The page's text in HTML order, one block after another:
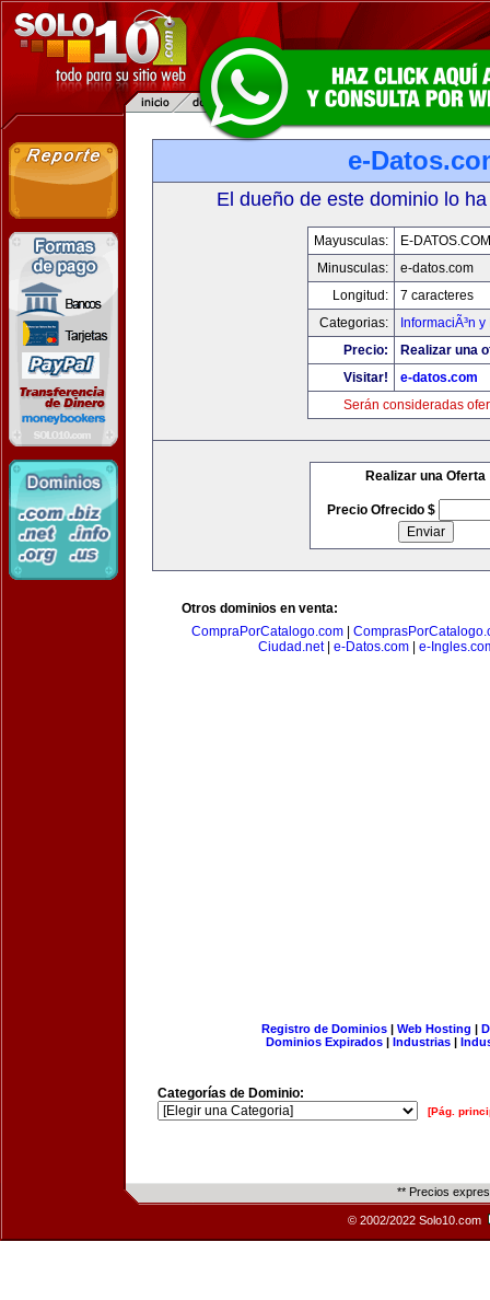
e-
El dueño de este dominio lo
Mayusculas:
E-DATOS.COM
Minusculas:
e-datos.com
Longitud:
7 caracteres
Categorias:
InformaciÃ³n
Precio:
Realizar una
Visitar!
e-datos.com
Serán consideradas
Realizar una Oferta
Precio Ofrecido $
Otros dominios en venta:
CompraPorCatalogo.com|
Ciudad.net| e-Datos.com e-
Registro de Dominios| Web Hosting |
Dominios Expirados | Industrias |
Categorías de Dominio:
[Pág.
** Precios
© 2002/2022 Solo10.com